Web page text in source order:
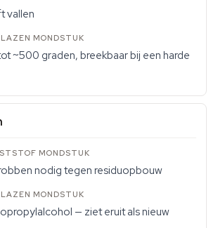
vallen
~500 graden, breekbaar bij een harde
nodig tegen residuopbouw
— ziet eruit als nieuw